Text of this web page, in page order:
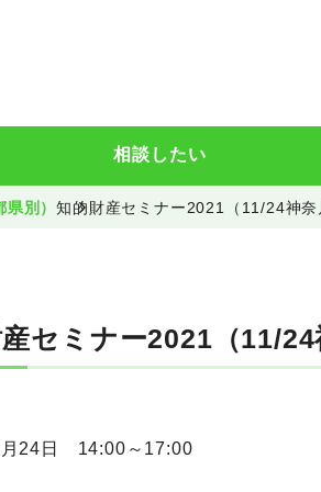
相談したい
県別）知的財産セミナー2021（11/24神奈
セミナー2021（11/24
月24日 14:00～17:00